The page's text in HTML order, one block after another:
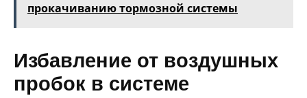
прокачиванию тормозной системы
Избавление от воздушных
пробок в системе